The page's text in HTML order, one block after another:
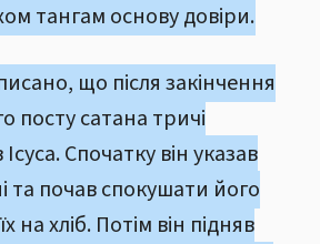
тангам основу довіри.
що після закінчення
посту сатана тричі
Спочатку він указав
та почав спокушати його
на хліб. Потім він підняв